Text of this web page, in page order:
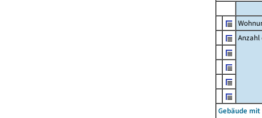
Anzahl
Gebäude